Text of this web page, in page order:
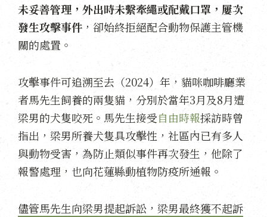
未妥善管理，外出時未繫牽繩或配戴口罩，屢次
發生攻擊事件 ，卻始終拒絕配合動物保護主管機
關的處置。
攻擊事件可追溯至去（2024）年，貓咪咖啡廳業
者馬先生飼養的兩隻貓，分別於當年3月及8月遭
梁男的犬隻咬死。馬先生接受自由時報採訪時曾
指出，梁男所養犬隻具攻擊性，社區內已有多人
與動物受害，為防止類似事件再次發生，他除了
報警處理，也向花蓮縣動植物防疫所通報。
儘管馬先生向梁男提起訴訟，梁男最終獲不起訴